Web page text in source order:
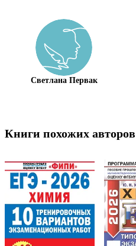
Светлана Первак
Книги похожих авторов